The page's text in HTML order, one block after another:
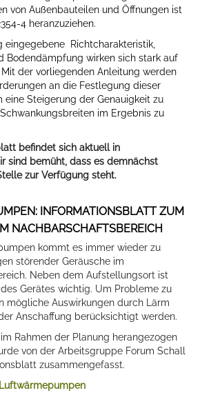
von Außenbauteilen und Öffnungen ist
4 heranzuziehen.
eingegebene Richtcharakteristik,
Bodendämpfung wirken sich stark auf
der vorliegenden Anleitung werden
an die Festlegung dieser
Steigerung der Genauigkeit zu
im Ergebnis zu
befindet sich aktuell in
sind bemüht, dass es demnächst
zur Verfügung steht.
INFORMATIONSBLATT ZUM
NACHBARSCHAFTSBEREICH
kommt es immer wieder zu
störender Geräusche im
Neben dem Aufstellungsort ist
Gerätes wichtig. Um Probleme zu
mögliche Auswirkungen durch Lärm
Anschaffung berücksichtigt werden.
Rahmen der Planung herangezogen
von der Arbeitsgruppe Forum Schall
zusammengefasst.